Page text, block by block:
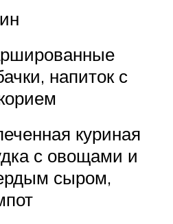
напиток с
куриная
с овощами и
сыром,